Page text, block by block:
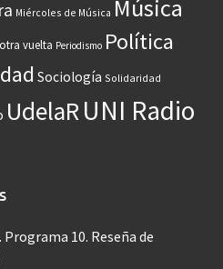
Miércoles de Música Música
otra vuelta Periodismo Política
Sociología Solidaridad
UdelaRUNI Radio
Programa 10. Reseña de